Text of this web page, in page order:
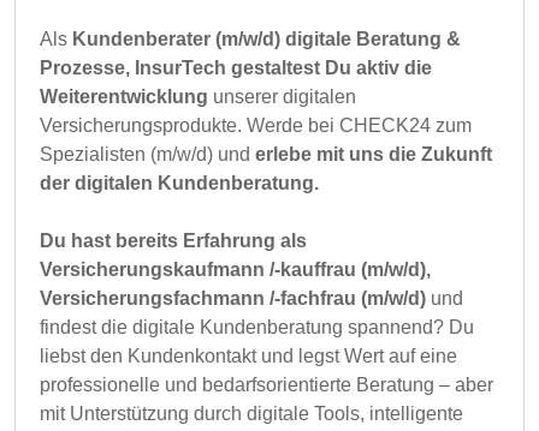
Als Kundenberater (m/w/d) digitale Beratung &
Prozesse, InsurTech gestaltest Du aktiv die
Weiterentwicklung unserer digitalen
Versicherungsprodukte. Werde bei CHECK24 zum
Spezialisten (m/w/d) und erlebe mit uns die Zukunft
der digitalen Kundenberatung.
Du hast bereits Erfahrung als
Versicherungskaufmann /-kauffrau (m/w/d),
Versicherungsfachmann /-fachfrau (m/w/d) und
findest die digitale Kundenberatung spannend? Du
liebst den Kundenkontakt und legst Wert auf eine
professionelle und bedarfsorientierte Beratung – aber
mit Unterstützung durch digitale Tools, intelligente